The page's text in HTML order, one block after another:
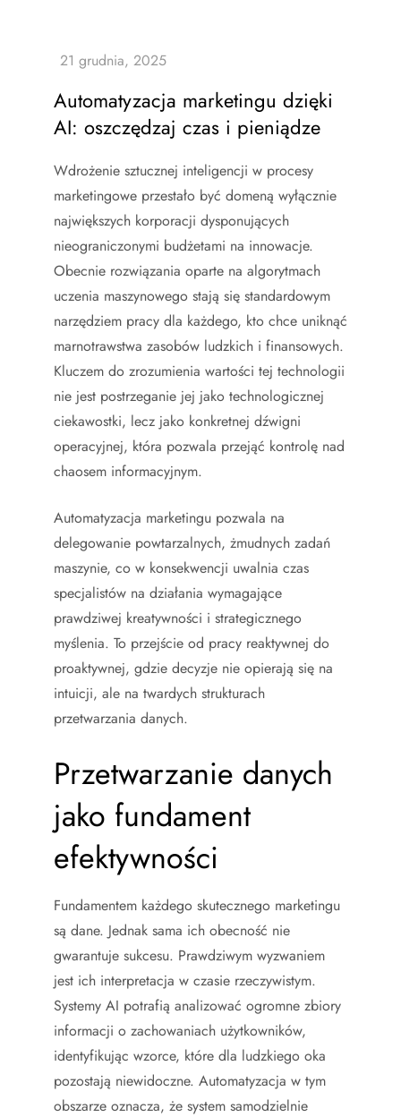
Automatyzacja marketingu dzięki
AI: oszczędzaj czas i pieniądze
Wdrożenie sztucznej inteligencji w procesy
marketingowe przestało być domeną wyłącznie
największych korporacji dysponujących
nieograniczonymi budżetami na innowacje.
Obecnie rozwiązania oparte na algorytmach
uczenia maszynowego stają się standardowym
narzędziem pracy dla każdego, kto chce uniknąć
marnotrawstwa zasobów ludzkich i finansowych.
Kluczem do zrozumienia wartości tej technologii
nie jest postrzeganie jej jako technologicznej
ciekawostki, lecz jako konkretnej dźwigni
operacyjnej, która pozwala przejąć kontrolę nad
chaosem informacyjnym.
Automatyzacja marketingu pozwala na
delegowanie powtarzalnych, żmudnych zadań
maszynie, co w konsekwencji uwalnia czas
specjalistów na działania wymagające
prawdziwej kreatywności i strategicznego
myślenia. To przejście od pracy reaktywnej do
proaktywnej, gdzie decyzje nie opierają się na
intuicji, ale na twardych strukturach
przetwarzania danych.
Przetwarzanie danych
jako fundament
efektywności
Fundamentem każdego skutecznego marketingu
są dane. Jednak sama ich obecność nie
gwarantuje sukcesu. Prawdziwym wyzwaniem
jest ich interpretacja w czasie rzeczywistym.
Systemy AI potrafią analizować ogromne zbiory
informacji o zachowaniach użytkowników,
identyfikując wzorce, które dla ludzkiego oka
pozostają niewidoczne. Automatyzacja w tym
obszarze oznacza, że system samodzielnie